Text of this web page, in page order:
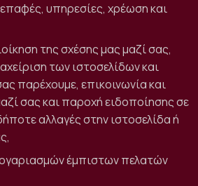
επαφές, υπηρεσίες, χρέωση και
της σχέσης μας μαζί σας,
των ιστοσελίδων και
παρέχουμε, επικοινωνία και
σας και παροχή ειδοποίησης σε
αλλαγές στην ιστοσελίδα ή
έμπιστων πελατών